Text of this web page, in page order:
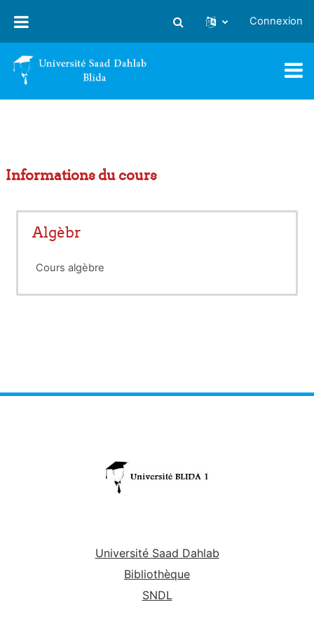
Activer/désactiver la saisie
Connexion
Informations du cours
Algèbr
Cours algèbre
Université Saad Dahlab
Bibliothèque
SNDL